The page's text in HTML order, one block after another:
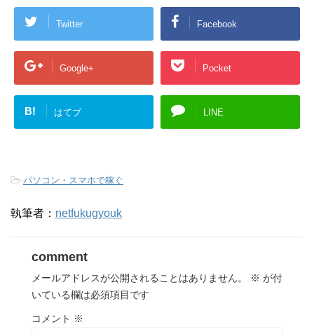
Twitter Facebook
Google+ Pocket
B! はてブ LINE
-パソコン・スマホで稼ぐ
執筆者： netfukugyouk
comment
メールアドレスが公開されることはありません。 ※ が付
いている欄は必須項目です
コメント ※